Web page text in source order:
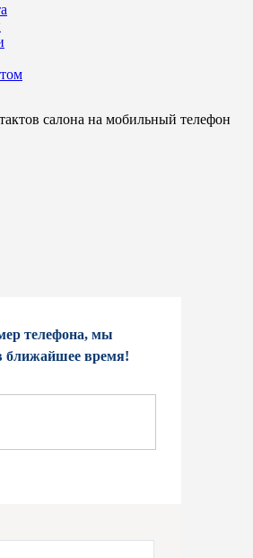
салона на мобильный телефон
телефона, мы
ближайшее время!